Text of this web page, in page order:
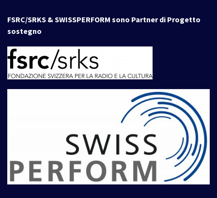
FSRC/SRKS & SWISSPERFORM sono Partner di Progetto
sostegno